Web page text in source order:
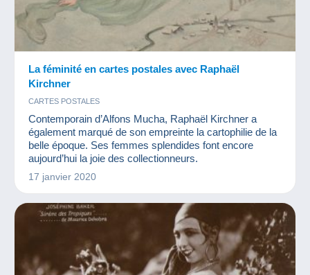
La féminité en cartes postales avec Raphaël
Kirchner
CARTES POSTALES
Contemporain d’Alfons Mucha, Raphaël Kirchner a
également marqué de son empreinte la cartophilie de la
belle époque. Ses femmes splendides font encore
aujourd’hui la joie des collectionneurs.
17 janvier 2020